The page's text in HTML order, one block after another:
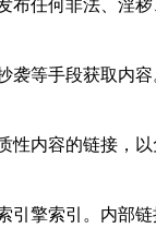
任何非法、淫
等手段获取内
内容的链接，
擎索引。内部